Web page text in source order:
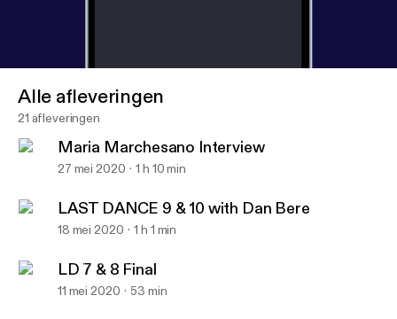
Parks Pod
Alle afleveringen
21 afleveringen
Maria Marchesano Interview
27 mei 2020 1 h 10 min
LAST DANCE 9 & 10 with Dan Bere
18 mei 2020 1 h 1 min
LD 7 & 8 Final
11 mei 2020 53 min